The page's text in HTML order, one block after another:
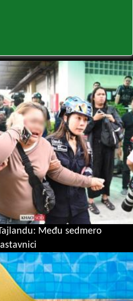
Među sedmero